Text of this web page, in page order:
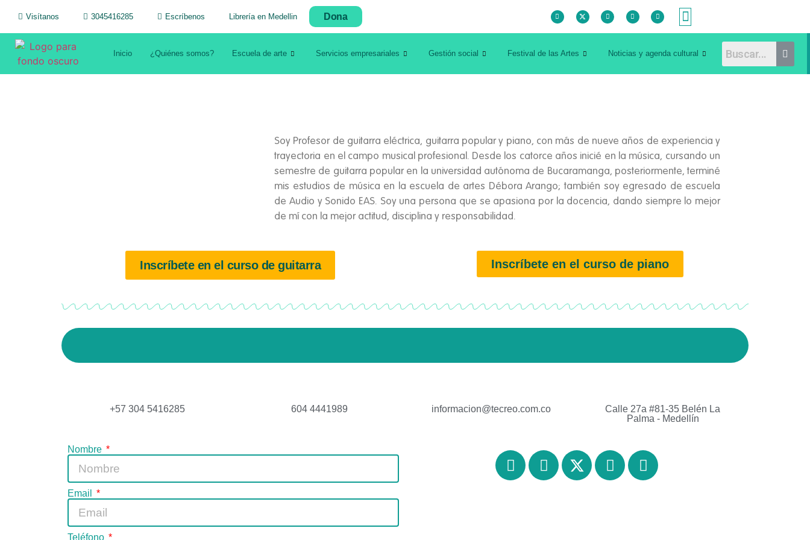
Visítanos 3045416285 Escríbenos Librería en Medellin Dona
Inicio ¿Quiénes somos? Escuela de arte Servicios empresariales Gestión social Festival de las Artes Noticias y agenda cultural
Soy Profesor de guitarra eléctrica, guitarra popular y piano, con más de nueve años de experiencia y
trayectoria en el campo musical profesional. Desde los catorce años inicié en la música, cursando un
semestre de guitarra popular en la universidad autónoma de Bucaramanga, posteriormente, terminé
mis estudios de música en la escuela de artes Débora Arango; también soy egresado de escuela
de Audio y Sonido EAS. Soy una persona que se apasiona por la docencia, dando siempre lo mejor
de mí con la mejor actitud, disciplina y responsabilidad.
Inscríbete en el curso de guitarra Inscríbete en el curso de piano
+57 304 5416285 604 4441989 informacion@tecreo.com.co
Calle 27a #81-35 Belén La
Palma - Medellín
Nombre
Email
Teléfono